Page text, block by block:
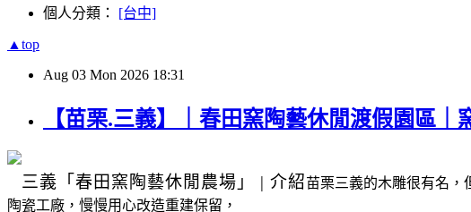
個人分類： [台中]
▲top
Aug 03 Mon 2026 18:31
【苗栗.三義】｜春田窯陶藝休閒渡假園區
三義 「春田窯陶藝休閒農場」 | 介紹苗栗三義的木雕很有名，
陶瓷工廠，慢慢用心改造重建保留，